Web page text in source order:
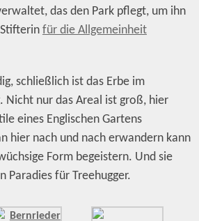
das den Park pflegt, um ihn
für die Allgemeinheit
schließlich ist das Erbe im
Nicht nur das Areal ist groß, hier
eines Englischen Gartens
hier nach und nach erwandern kann
Form begeistern. Und sie
Paradies für Treehugger.